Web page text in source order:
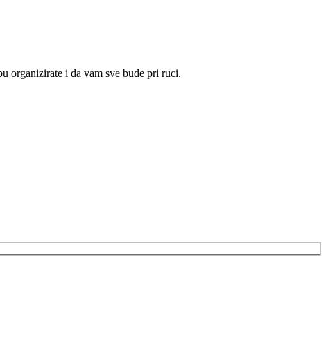
organizirate i da vam sve bude pri ruci.